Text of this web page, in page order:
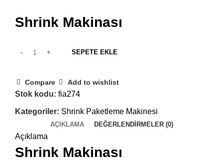
Shrink Makinası
SEPETE EKLE
Compare Add to wishlist
Stok kodu: fia274
Kategoriler: Shrink Paketleme Makinesi
AÇIKLAMA DEĞERLENDIRMELER (0)
Açıklama
Shrink Makinası